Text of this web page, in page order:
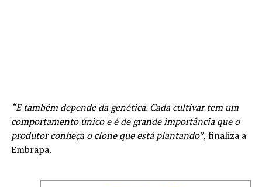
“E também depende da genética. Cada cultivar tem um
comportamento único e é de grande importância que o
produtor conheça o clone que está plantando”, finaliza a
Embrapa.